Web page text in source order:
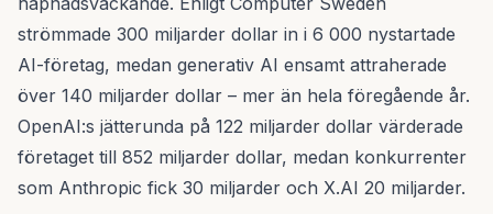
strömmade 300 miljarder dollar in i 6 000 nystartade
AI-företag, medan generativ AI ensamt attraherade
över 140 miljarder dollar – mer än hela föregående år.
OpenAI:s jätterunda på 122 miljarder dollar värderade
företaget till 852 miljarder dollar, medan konkurrenter
som Anthropic fick 30 miljarder och X.AI 20 miljarder.